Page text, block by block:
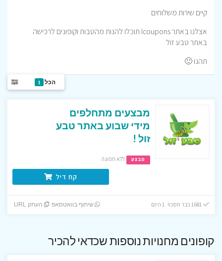
קיים שירות משלוחים
אצלנו באתר Icoupons תוכלו להנות מהטבות וקופונים לרכישה
באתר טבע זול
תהנו 🙂
הכל 1
מבצעים מתחלפים
מידי שבוע באתר טבע
זול !
מבצע ללא תפוגה
קח דיל
שיתוף בוואטסאפ העתק URL
קופונים מחנויות נוספות שכדאי להכיר